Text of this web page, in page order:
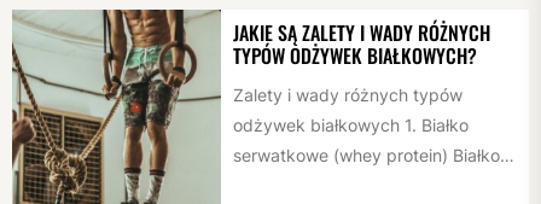
JAKIE SĄ ZALETY I WADY RÓŻNYCH
TYPÓW ODŻYWEK BIAŁKOWYCH?
Zalety i wady różnych typów
odżywek białkowych 1. Białko
serwatkowe (whey protein) Białko